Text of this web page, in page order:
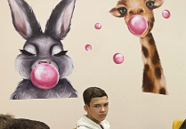
Направления работы